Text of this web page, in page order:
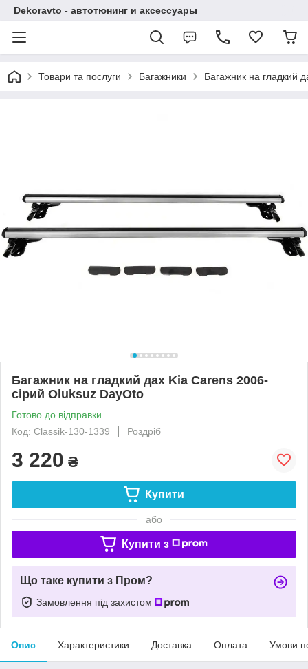
Dekoravto - автотюнинг и аксессуары
Товари та послуги Багажники Багажник на гладкий
Багажник на гладкий дах Kia Carens 2006-
сірий Oluksuz DayOto
Готово до відправки
Код: Classik-130-1339
Роздріб
3 220 ₴
Купити
або
Купити з
Що таке купити з Пром?
Замовлення під захистом
Опис Характеристики Доставка Оплата Умови